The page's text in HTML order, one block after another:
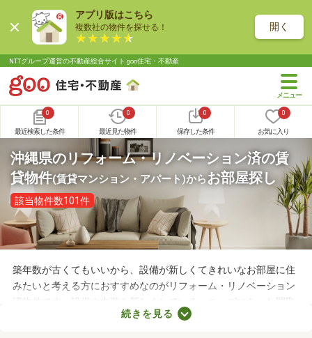
アプリ版はこちら
複数社の物件を探せる！ 開く
NTTグループ運営の不動産総合サイト goo住宅・不動産
0
最近検索した条件
0
最近見た物件
0
保存した条件
0
お気に入り
沖縄県のリフォーム・リノベーション済の賃
貸物件(賃貸マンション・アパート)からお部屋探し
該当物件数101件
築年数が古くてもいいから、設備が新しくてきれいなお部屋に住
みたいと考える方におすすめなのがリフォーム・リノベーション
済物件です。設備や内装を新しくしている・ニーズにあった間取
りに変えているなど、住みやすさが格段にアップしていることが
続きを見る